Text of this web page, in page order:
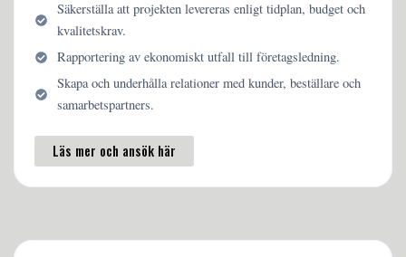
Säkerställa att projekten levereras enligt tidplan, budget och
kvalitetskrav.
Rapportering av ekonomiskt utfall till företagsledning.
Skapa och underhålla relationer med kunder, beställare och
samarbetspartners.
Läs mer och ansök här